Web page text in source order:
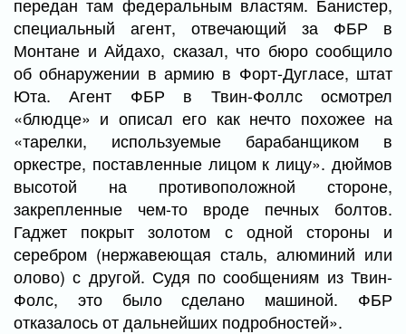
специальный агент, отвечающий за ФБР в
Монтане и Айдахо, сказал, что бюро сообщило
об обнаружении в армию в Форт-Дугласе, штат
Юта. Агент ФБР в Твин-Фоллс осмотрел
«блюдце» и описал его как нечто похожее на
«тарелки, используемые барабанщиком в
оркестре, поставленные лицом к лицу». дюймов
высотой на противоположной стороне,
закрепленные чем-то вроде печных болтов.
Гаджет покрыт золотом с одной стороны и
серебром (нержавеющая сталь, алюминий или
олово) с другой. Судя по сообщениям из Твин-
Фолс, это было сделано машиной. ФБР
отказалось от дальнейших подробностей».